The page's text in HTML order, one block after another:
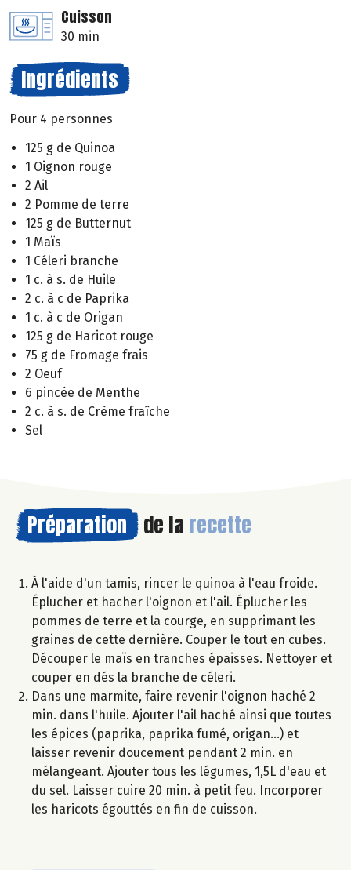
Cuisson
30 min
Ingrédients
Pour 4 personnes
125 g de Quinoa
1 Oignon rouge
2 Ail
2 Pomme de terre
125 g de Butternut
1 Maïs
1 Céleri branche
1 c. à s. de Huile
2 c. à c de Paprika
1 c. à c de Origan
125 g de Haricot rouge
75 g de Fromage frais
2 Oeuf
6 pincée de Menthe
2 c. à s. de Crème fraîche
Sel
Préparation de la recette
À l'aide d'un tamis, rincer le quinoa à l'eau froide.
Éplucher et hacher l'oignon et l'ail. Éplucher les
pommes de terre et la courge, en supprimant les
graines de cette dernière. Couper le tout en cubes.
Découper le maïs en tranches épaisses. Nettoyer et
couper en dés la branche de céleri.
Dans une marmite, faire revenir l'oignon haché 2
min. dans l'huile. Ajouter l'ail haché ainsi que toutes
les épices (paprika, paprika fumé, origan...) et
laisser revenir doucement pendant 2 min. en
mélangeant. Ajouter tous les légumes, 1,5L d'eau et
du sel. Laisser cuire 20 min. à petit feu. Incorporer
les haricots égouttés en fin de cuisson.